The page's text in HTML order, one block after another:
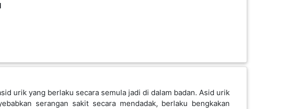
urik yang berlaku secara semula jadi di dalam badan. Asid urik
serangan sakit secara mendadak, berlaku bengkakan